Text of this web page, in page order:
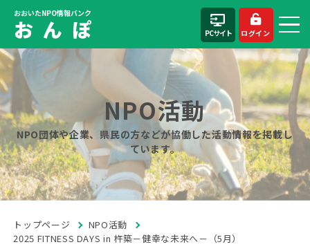
おおいたNPO情報バンク
お ん ぽ PCサイト ログイン
NPO活動
NPO団体や企業、県民の方などが協働した活動情報を掲載し
ています。
トップページ
NPO活動
2025 FITNESS DAYS in 杵築－健幸な未来へ－（5月）